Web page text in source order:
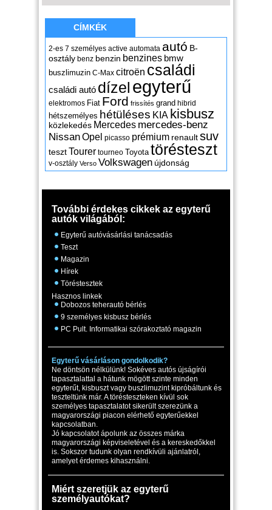
CÍMKÉK
2-es 7 személyes active automata autó B-
osztály benz benzin benzines bmw
buszlimuzin C-Max citroën családi
családi autó dízel egyterű
elektromos Fiat Ford frissítés grand hibrid
hétszemélyes hétüléses KIA kisbusz
közlekedés Mercedes mercedes-benz
NissanOpel picasso prémium renaultsuv
tesztTourer tourneo Toyota törésteszt
v-osztály Verso Volkswagen újdonság
További érdekes cikkek az egyterű
autók világából:
Egyterű autóvásárlási tanácsadás
Teszt
Magazin
Hírek
Töréstesztek
Hasznos linkek
Dobozos teherautó bérlés
9 személyes kisbusz bérlés
PC Pult. Informatikai szórakoztató magazin
Egyterű vásárláson gondolkodik?
Ne döntsön nélkülünk! Sokéves autós újságírói
tapasztalattal a hátunk mögött szinte minden
egyterűt, kisbuszt vagy buszlimuzint kipróbáltunk és
teszteltünk már. A törésteszteken kívül sok
személyes tapasztalatot sikerült szerezünk a
magyarországi piacon elérhető egyterűekkel
kapcsolatban.
Jó kapcsolatot ápolunk az összes márka
magyarországi képviseletével és a kereskedőkkel
is. Sokszor tudunk olyan rendkívüli ajánlatról,
amelyet érdemes kihasználni.
Miért szeretjük az egyterű
személyautókat?